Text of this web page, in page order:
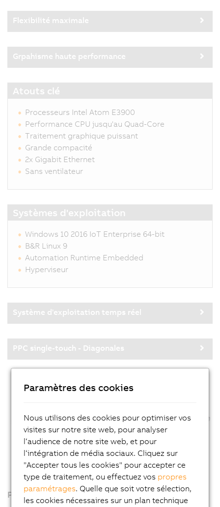
Flexibilité maximale
Grpahisme haute performance
Atouts clé
Processeurs Intel Atom E3900
Performance CPU jusqu'au Quad-Core
Traitement graphique puissant
Grande compacité
2x Gigabit Ethernet
Sans ventilateur
Systèmes d'exploitation
Windows 10 2016 IoT Enterprise 64-bit
B&R Linux 9
Automation Runtime Embedded
Hyperviseur
Système d'exploitation temps réel
PPC single-touch - Diagonales
Produits
Paramètres des cookies
Nous utilisons des cookies pour optimiser vos
visites sur notre site web, pour analyser
l‘audience de notre site web, et pour
l‘intégration de média sociaux. Cliquez sur
"Accepter tous les cookies" pour accepter ce
type de traitement, ou effectuez vos propres
paramétrages. Quelle que soit votre sélection,
les cookies nécessaires sur un plan technique